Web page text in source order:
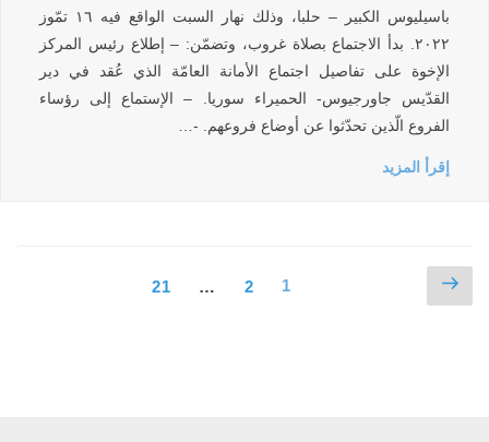
باسيليوس الكبير – حلبا، وذلك نهار السبت الواقع فيه ١٦ تمّوز
٢٠٢٢. بدأ الاجتماع بصلاة غروب، وتضمّن: – إطلاع رئيس المركز
الإخوة على تفاصيل اجتماع الأمانة العامّة الذي عُقد في دير
القدّيس جاورجيوس- الحميراء سوريا. – الإستماع إلى رؤساء
الفروع الّذين تحدّثوا عن أوضاع فروعهم. -…
إقرأ المزيد
Page
1
Page
2
Page
21
Next
page